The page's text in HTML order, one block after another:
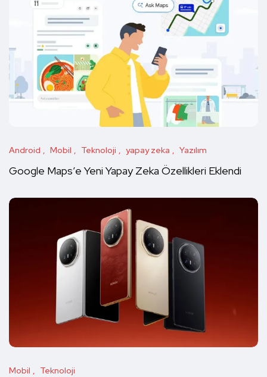
Android Mobil Teknoloji yapay zeka Yazılım
Google Maps’e Yeni Yapay Zeka Özellikleri Eklendi
Mobil Teknoloji